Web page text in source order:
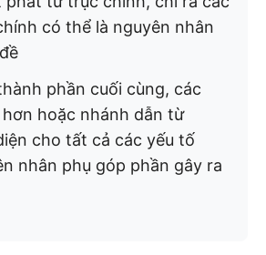
có thể là nguyên nhân
phần cuối cùng, các
hoặc nhánh dẫn từ
cho tất cả các yếu tố
nhân phụ góp phần gây ra